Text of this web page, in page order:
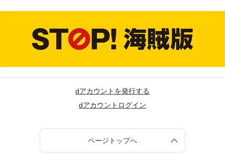
dアカウントを発行する
dアカウントログイン
ページトップへ